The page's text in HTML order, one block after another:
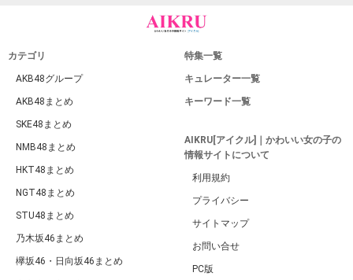
カテゴリ
AKB48グループ
AKB48まとめ
SKE48まとめ
NMB48まとめ
HKT48まとめ
NGT48まとめ
STU48まとめ
乃木坂46まとめ
欅坂46・日向坂46まとめ
特集一覧
キュレーター一覧
キーワード一覧
AIKRU[アイクル]｜かわいい女の子の
情報サイトについて
利用規約
プライバシー
サイトマップ
お問い合せ
PC版